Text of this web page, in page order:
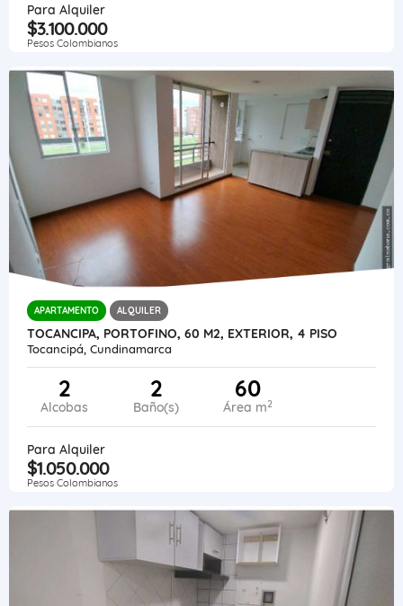
Para Alquiler
$3.100.000
Pesos Colombianos
APARTAMENTO ALQUILER
TOCANCIPA, PORTOFINO, 60 M2, EXTERIOR, 4 PISO
Tocancipá, Cundinamarca
2
Alcobas
2
Baño(s)
60
Área m2
Para Alquiler
$1.050.000
Pesos Colombianos